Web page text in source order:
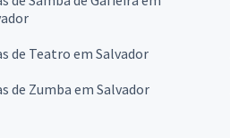
de Teatro em Salvador
de Zumba em Salvador